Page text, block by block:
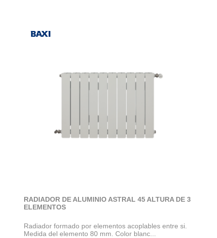
RADIADOR DE ALUMINIO ASTRAL 45 ALTURA DE 3
ELEMENTOS
Radiador formado por elementos acoplables entre si.
Medida del elemento 80 mm. Color blanc...